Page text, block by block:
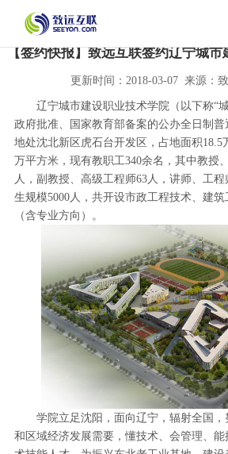
首页>了解致远>新闻中心
【签约快报】致远互联签约辽宁城市
更新时间：2018-03-07 来源：
辽宁城市建设职业技术学院（以下称“
政府批准、国家教育部备案的公办全日制
地处沈北新区虎石台开发区，占地面积18.5
万平方米，现有教职工340余名，其中教授
人，副教授、高级工程师63人，讲师、工
生规模5000人，共开设市政工程技术、建
（含专业方向）。
学院立足沈阳，面向辽宁，辐射全国
和区域经济发展需要，懂技术、会管理、